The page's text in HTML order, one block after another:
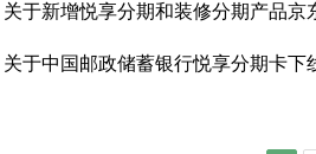
关于新增悦享分期和装修分期产品京
关于中国邮政储蓄银行悦享分期卡下